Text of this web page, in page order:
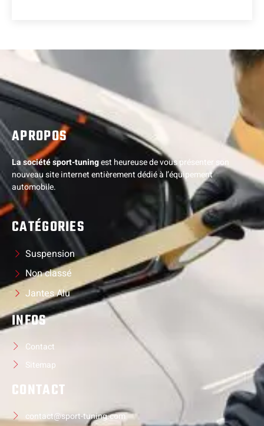
APROPOS
La société sport-tuningest heureuse de vous présenter son
nouveau site internet entièrement dédié à l’équipement
automobile.
CATÉGORIES
Suspension
Non classé
Jantes Alu
INFOS
Contact
Sitemap
CONTACT
contact@sport-tuning.com